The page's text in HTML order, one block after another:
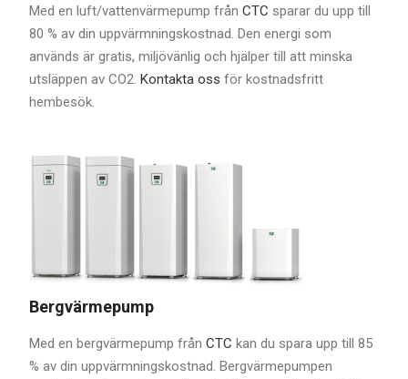
Med en luft/vattenvärmepump från CTC sparar du upp till
80 % av din uppvärmningskostnad. Den energi som
används är gratis, miljövänlig och hjälper till att minska
utsläppen av CO2. Kontakta oss för kostnadsfritt
hembesök.
Bergvärmepump
Med en bergvärmepump från CTC kan du spara upp till 85
% av din uppvärmningskostnad. Bergvärmepumpen